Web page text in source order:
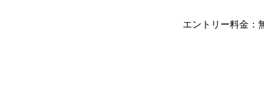
エントリー料金：